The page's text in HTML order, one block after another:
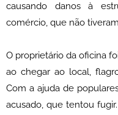
causando danos à
comércio, que não
O proprietário da oficina
ao chegar ao local,
Com a ajuda de
acusado, que tentou